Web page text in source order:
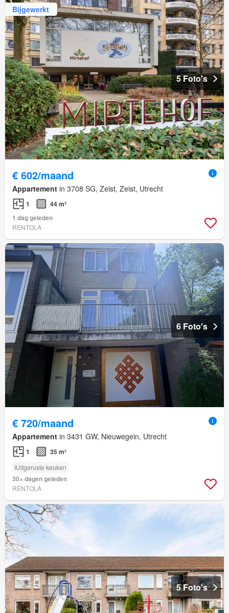
Bijgewerkt
5 Foto's
€ 602/maand
Appartement in 3708 SG, Zeist, Zeist, Utrecht
1
44 m²
1 dag geleden
RENTOLA
6 Foto's
€ 720/maand
Appartement in 3431 GW, Nieuwegein, Utrecht
1 35 m²
IUitgeruste keuken
30+ dagen geleden
RENTOLA
5 Foto's